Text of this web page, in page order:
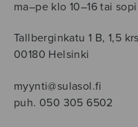
ma–pe klo 10–16 tai
Tallberginkatu 1 B, 1,5
00180 Helsinki
myynti@sulasol.fi
puh. 050 305 6502